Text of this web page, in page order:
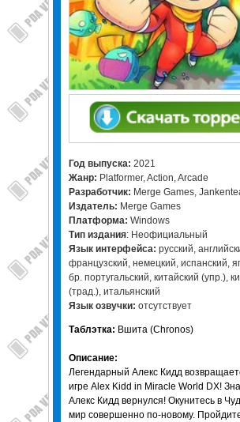
Год выпуска: 2021
Жанр: Platformer, Action, Arcade
Разработчик: Merge Games,
Издатель: Merge Games
Платформа: Windows
Тип издания: Неофициальный
Язык интерфейса: русский,
французский, немецкий, испанский,
бр. португальский, китайский (упр.),
(трад.), итальянский
Язык озвучки: отсутствует
Таблэтка: Вшита (Chronos)
Описание:
Легендарный Алекс Кидд
игре Alex Kidd in Miracle World DX!
Алекс Кидд вернулся! Окунитесь в
мир совершенно по-новому.